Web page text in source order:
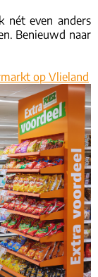
nét even anders
Benieuwd naar
op Vlieland